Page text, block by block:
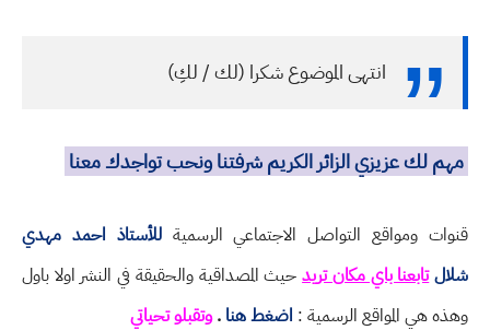
انتهى الموضوع شكرا (لك / لكِ)
مهم لك عزيزي الزائر الكريم شرفتنا ونحب تواجدك معنا
قنوات ومواقع التواصل الاجتماعي الرسميةللأستاذ احمد مهدي
شلالتابعنا باي مكان تريدحيث المصداقية والحقيقة في النشر اولا باول
وهذه هي المواقع الرسمية : اضغط هنا .وتقبلو تحياتي